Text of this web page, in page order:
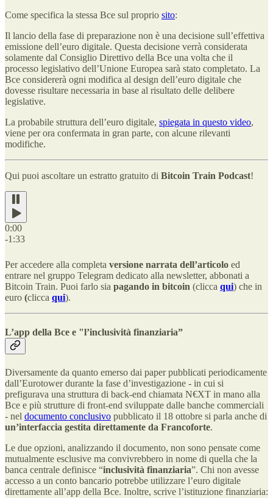
Come specifica la stessa Bce sul proprio sito:
Il lancio della fase di preparazione non è una decisione sull’effettiva
emissione dell’euro digitale. Questa decisione verrà considerata
solamente dal Consiglio Direttivo della Bce una volta che il
processo legislativo dell’Unione Europea sarà stato completato. La
Bce considererà ogni modifica al design dell’euro digitale che
dovesse risultare necessaria in base al risultato delle delibere
legislative.
La probabile struttura dell’euro digitale, spiegata in questo video,
viene per ora confermata in gran parte, con alcune rilevanti
modifiche.
Qui puoi ascoltare un estratto gratuito di Bitcoin Train Podcast!
0:00
-1:33
Per accedere alla completa versione narrata dell’articolo ed
entrare nel gruppo Telegram dedicato alla newsletter, abbonati a
Bitcoin Train. Puoi farlo sia pagando in bitcoin (clicca qui) che in
euro (clicca qui).
L’app della Bce e "l’inclusività finanziaria”
Diversamente da quanto emerso dai paper pubblicati periodicamente
dall’Eurotower durante la fase d’investigazione - in cui si
prefigurava una struttura di back-end chiamata N€XT in mano alla
Bce e più strutture di front-end sviluppate dalle banche commerciali
- nel documento conclusivo pubblicato il 18 ottobre si parla anche di
un’interfaccia gestita direttamente da Francoforte.
Le due opzioni, analizzando il documento, non sono pensate come
mutualmente esclusive ma convivrebbero in nome di quella che la
banca centrale definisce “inclusività finanziaria”. Chi non avesse
accesso a un conto bancario potrebbe utilizzare l’euro digitale
direttamente all’app della Bce. Inoltre, scrive l’istituzione finanziaria: